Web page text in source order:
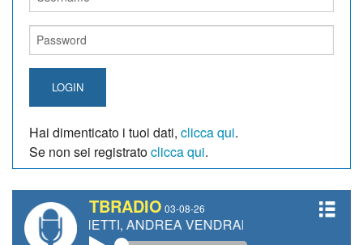
LOGIN
Hai dimenticato i tuoi dati, clicca qui.
Se non sei registratoclicca qui.
TBRADIO 03-08-26
ANDREA VENDRAME, FILIPPO FIORELLI